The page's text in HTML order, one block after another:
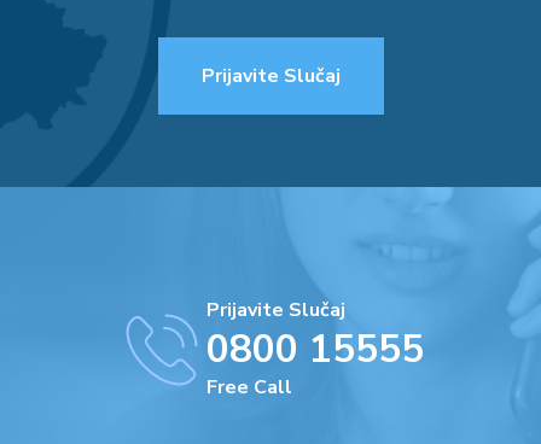
Prijavite Slučaj
Prijavite Slučaj
0800 15555
Free Call